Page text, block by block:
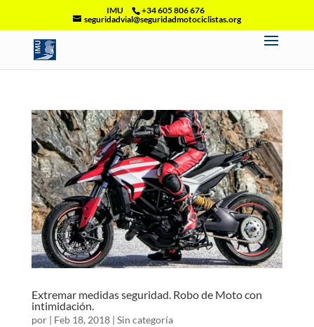
IMU
+34 605 806 676
seguridadvial@seguridadmotociclistas.org
Extremar medidas seguridad. Robo de Moto con
intimidación.
por | Feb 18, 2018| Sin categoría